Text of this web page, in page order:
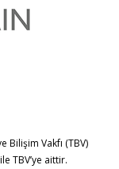
Bilişim Vakfı (TBV)
TBV’ye aittir.